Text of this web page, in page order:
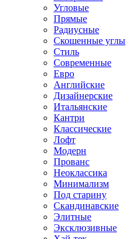
Угловые
Прямые
Радиусные
Скошенные углы
Стиль
Современные
Евро
Английские
Дизайнерские
Итальянские
Кантри
Классические
Лофт
Модерн
Прованс
Неоклассика
Минимализм
Под старину
Скандинавские
Элитные
Эксклюзивные